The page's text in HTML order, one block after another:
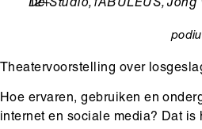
Leeftijd
12+
Ondertitel
De Studio, fABULEUS, Jong
Theatervoorstelling over
Hoe ervaren, gebruiken en
internet en sociale media? Dat is